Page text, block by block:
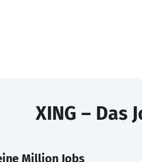
XING – Das
Million Jobs